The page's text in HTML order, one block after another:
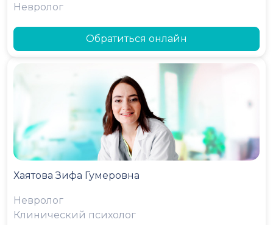
Невролог
Обратиться онлайн
Хаятова Зифа Гумеровна
Невролог
Клинический психолог